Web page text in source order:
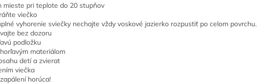
mieste pri teplote do 20 stupňov
viečko
vyhorenie sviečky nechajte vždy voskové jazierko rozpustiť po celom povrchu.
bez dozoru
podložku
materiálom
detí a zvierat
viečka
horúca!